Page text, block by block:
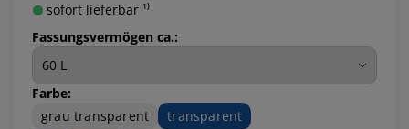
sofort lieferbar ¹⁾
Fassungsvermögen ca.:
Farbe:
grau transparent
transparent